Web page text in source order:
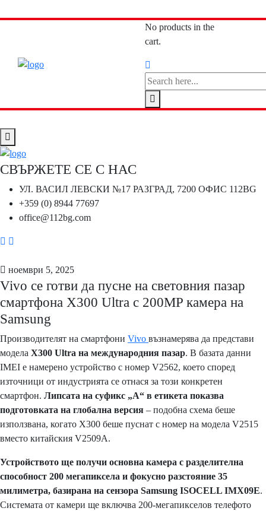
No products in the
cart.
СВЪРЖЕТЕ СЕ С НАС
УЛ. ВАСИЛ ЛЕВСКИ №17 РАЗГРАД, 7200 ОФИС 112BG
+359 (0) 8944 77697
office@112bg.com
ноември 5, 2025
Vivo се готви да пусне на световния пазар
смартфона X300 Ultra с 200MP камера на
Samsung
Производителят на смартфони Vivo възнамерява да представи
модела X300 Ultra на международния пазар. В базата данни
IMEI е намерено устройство с номер V2562, което според
източници от индустрията се отнася за този конкретен
смартфон. Липсата на суфикс „А“ в етикета показва
подготовката на глобална версия – подобна схема беше
използвана, когато X300 беше пуснат с номер на модела V2515
вместо китайския V2509A.
Устройството ще получи основна камера с разделителна
способност 200 мегапиксела и фокусно разстояние 35
милиметра, базирана на сензора Samsung ISOCELL IMX09E.
Системата от камери ще включва 200-мегапикселов телефото